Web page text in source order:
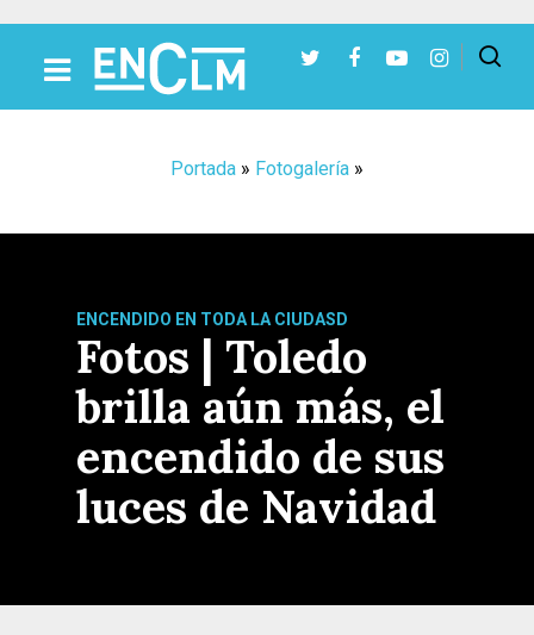
Portada » Fotogalería »
ENCENDIDO EN TODA LA CIUDASD
Fotos | Toledo
brilla aún más, el
encendido de sus
luces de Navidad